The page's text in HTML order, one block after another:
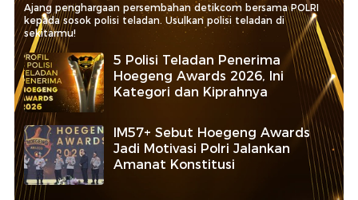
Ajang penghargaan persembahan detikcom bersama POLRI
kepada sosok polisi teladan. Usulkan polisi teladan di
sekitarmu!
5 Polisi Teladan Penerima
Hoegeng Awards 2026, Ini
Kategori dan Kiprahnya
IM57+ Sebut Hoegeng Awards
Jadi Motivasi Polri Jalankan
Amanat Konstitusi